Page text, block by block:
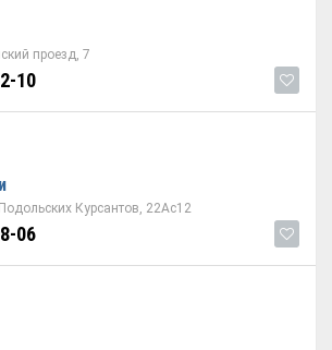
проезд, 7
10
Курсантов, 22Ас12
06